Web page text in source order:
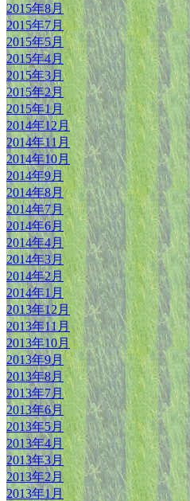
2015年8月
2015年7月
2015年5月
2015年4月
2015年3月
2015年2月
2015年1月
2014年12月
2014年11月
2014年10月
2014年9月
2014年8月
2014年7月
2014年6月
2014年4月
2014年3月
2014年2月
2014年1月
2013年12月
2013年11月
2013年10月
2013年9月
2013年8月
2013年7月
2013年6月
2013年5月
2013年4月
2013年3月
2013年2月
2013年1月